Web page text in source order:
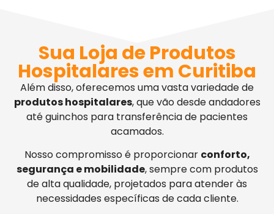
Sua Loja de Produtos
Hospitalares em Curitiba
Além disso, oferecemos uma vasta variedade de
produtos hospitalares, que vão desde andadores
até guinchos para transferência de pacientes
acamados.
Nosso compromisso é proporcionar conforto,
segurança e mobilidade, sempre com produtos
de alta qualidade, projetados para atender às
necessidades específicas de cada cliente.